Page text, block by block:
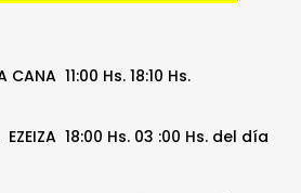
11:00 Hs. 18:10 Hs.
18:00 Hs. 03 :00 Hs. del día